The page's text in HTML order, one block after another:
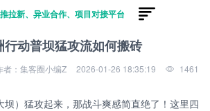
拉新、异业合作、项目对接平台
行动普坝猛攻流如何搬砖
者：集客圈小编Z 2026-01-26 18:35:19 1461
坝）猛攻起来，那战斗爽感简直绝了！这里四